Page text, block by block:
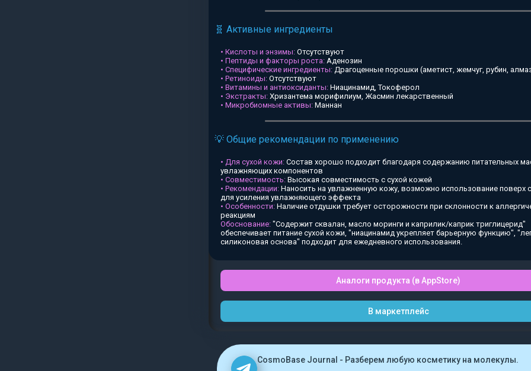
🧬 Активные ингредиенты
• Кислоты и энзимы: Отсутствуют
• Пептиды и факторы роста: Аденозин
• Специфические ингредиенты: Драгоценные порошки (аметист, жемчуг, рубин,
• Ретиноиды: Отсутствуют
• Витамины и антиоксиданты: Ниацинамид, Токоферол
• Экстракты: Хризантема морифилиум, Жасмин лекарственный
• Микробиомные активы: Маннан
💡 Общие рекомендации по применению
• Для сухой кожи: Состав хорошо подходит благодаря содержанию питательных
увлажняющих компонентов
• Совместимость: Высокая совместимость с сухой кожей
• Рекомендации: Наносить на увлажненную кожу, возможно использование поверх
для усиления увлажняющего эффекта
• Особенности: Наличие отдушки требует осторожности при склонности к
реакциям
Обоснование: "Содержит сквалан, масло моринги и каприлик/каприк триглицерид"
обеспечивает питание сухой кожи, "ниацинамид укрепляет барьерную функцию",
силиконовая основа" подходит для ежедневного использования.
Аналоги продукта (в AppStore)
В маркетплейс
CosmoBase Journal - Разберем любую косметику на молекулы.